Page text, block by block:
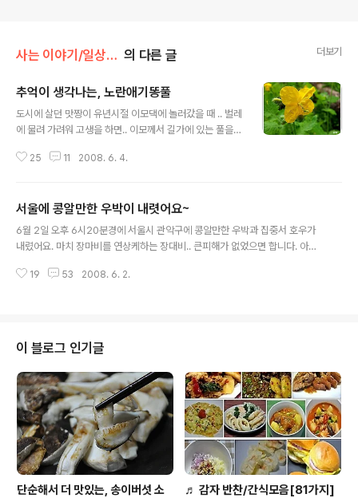
사는 이야기/일상 다반사 의 다른 글 더보기
추억이 생각나는, 노란애기똥풀
도시에 살던 맛짱이 유년시절 이모댁에 놀러갔을 때 .. 벌레
에 물려 가려워 고생을 하면.. 이모께서 길가에 있는 풀을
돌아가시어.. 물어 볼 수는 없지만..아마도 애기똥풀이 아니
지게 되었다는 애기똥풀~! 길가나 풀 숲...여러곳에서 쉽게
볼 수 있다. 벌레 물린데 즙이나 줄기를 빻아 바르면 효과가
있답니다. 양귀비과에 속하는 애기똥풀의 다른 이름은 까
주군 별내리에 있는 식당근처에서 카메라에 담아 보았어
25 11 2008. 6. 4.
서울에 콩알만한 우박이 내렷어요~
6월 2일 오후 6시20분경에 서울시 관악구에 콩알만한 우박과 집중서 호우가
내렸어요. 마치 장마비를 연상케하는 장대비.. 큰피해가 없었으면 합니다. 아래
19 53 2008. 6. 2.
이 블로그 인기글
단순해서 더 맛있는, 송이버섯 소
♬ 감자 반찬/간식모음[81가지]